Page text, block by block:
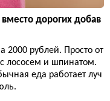
дорогих добав
рублей. Просто от
лососем и шпинатом.
еда работает луч